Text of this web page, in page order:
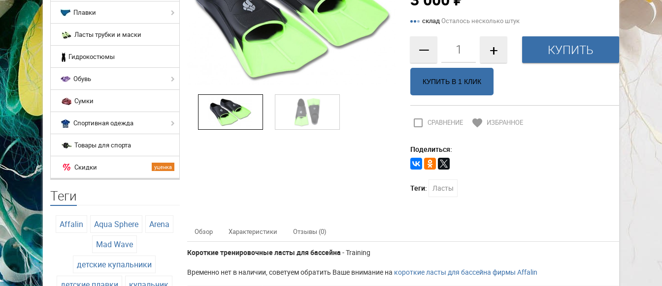
Плавки
Ласты трубки и маски
Гидрокостюмы
Обувь
Сумки
Спортивная одежда
Товары для спорта
уценка
Скидки
Теги
Affalin Aqua Sphere
Arena
Mad Wave
детские купальники
складОсталось несколько штук
— +
КУПИТЬ В 1 КЛИК
check_box_outline_blank СРАВНЕНИЕ favorite ИЗБРАННОЕ
Поделиться:
Теги: Ласты
Обзор Характеристики Отзывы (0)
Короткие тренировочные ласты для бассейна - Training
Временно нет в наличии, советуем обратить Ваше внимание на короткие ласты для бассейна фирмы Affalin